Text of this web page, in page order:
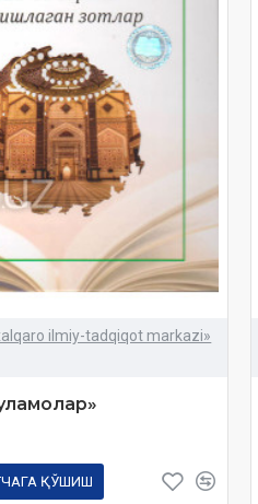
ilmiy-tadqiqot markazi»
ҚЎШИШ